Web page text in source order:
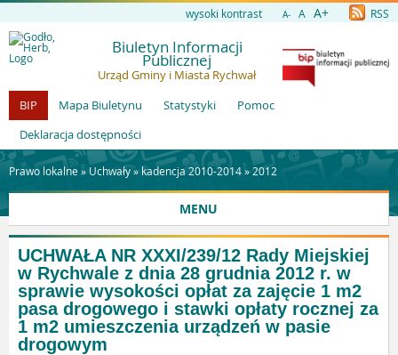
wysoki kontrast A- A A+ RSS
Biuletyn Informacji
Publicznej
Urząd Gminy i Miasta Rychwał
BIP
Mapa Biuletynu Statystyki
Pomoc
Deklaracja dostępności
Prawo lokalne » Uchwały» kadencja 2010-2014» 2012
MENU
UCHWAŁA NR XXXI/239/12 Rady Miejskiej
w Rychwale z dnia 28 grudnia 2012 r. w
sprawie wysokości opłat za zajęcie 1 m2
pasa drogowego i stawki opłaty rocznej za
1 m2 umieszczenia urządzeń w pasie
drogowym